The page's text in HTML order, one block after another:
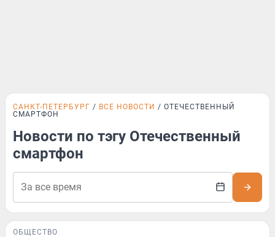
САНКТ-ПЕТЕРБУРГ ВСЕ НОВОСТИ
ОТЕЧЕСТВЕННЫЙ
СМАРТФОН
Новости по тэгу Отечественный
смартфон
ОБЩЕСТВО